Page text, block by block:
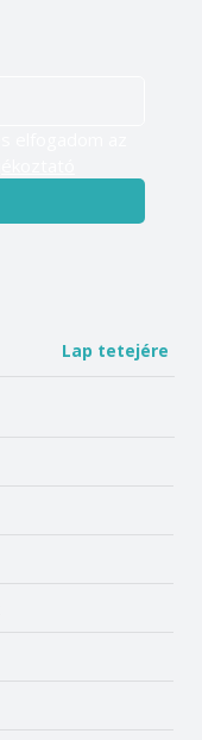
Lap tetejére